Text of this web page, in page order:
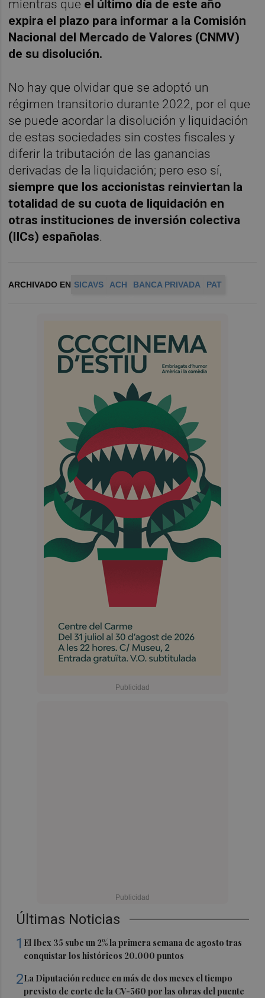
Últimas Noticias
1 El Ibex 35 sube un 2% la primera semana de agosto tras
conquistar los históricos 20.000 puntos
2La Diputación reduce en más de dos meses el tiempo
previsto de corte de la CV-560 por las obras del puente
mientras que el último día de este año
expira el plazo para informar a la Comisión
Nacional del Mercado de Valores (CNMV)
de su disolución.
No hay que olvidar que se adoptó un
régimen transitorio durante 2022, por el que
se puede acordar la disolución y liquidación
de estas sociedades sin costes fiscales y
diferir la tributación de las ganancias
derivadas de la liquidación; pero eso sí,
siempre que los accionistas reinviertan la
totalidad de su cuota de liquidación en
otras instituciones de inversión colectiva
(IICs) españolas.
ARCHIVADO EN SICAVS ACH BANCA PRIVADA PAT